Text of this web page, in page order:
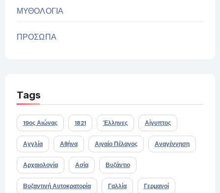
ΜΥΘΟΛΟΓΙΑ
ΠΡΟΣΩΠΑ
Tags
19ος Αιώνας 1821 Έλληνες Αίγυπτος
Αγγλία Αθήνα Αιγαίο Πέλαγος Αναγέννηση
Αρχαιολογία Ασία Βυζάντιο
Βυζαντινή Αυτοκρατορία Γαλλία Γερμανοί